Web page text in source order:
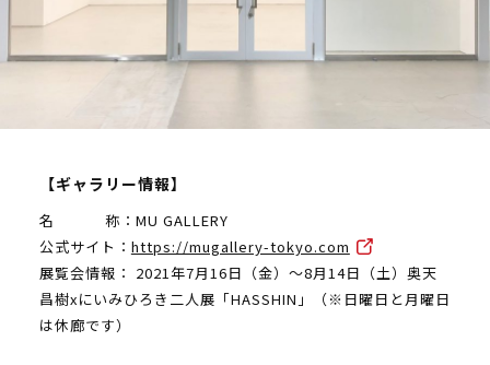
【ギャラリー情報】
名 称：MU GALLERY
公式サイト： https://mugallery-tokyo.com
展覧会情報： 2021年7月16日（金）～8月14日（土）奥天
昌樹xにいみひろき二人展「HASSHIN」（※日曜日と月曜日
は休廊です）